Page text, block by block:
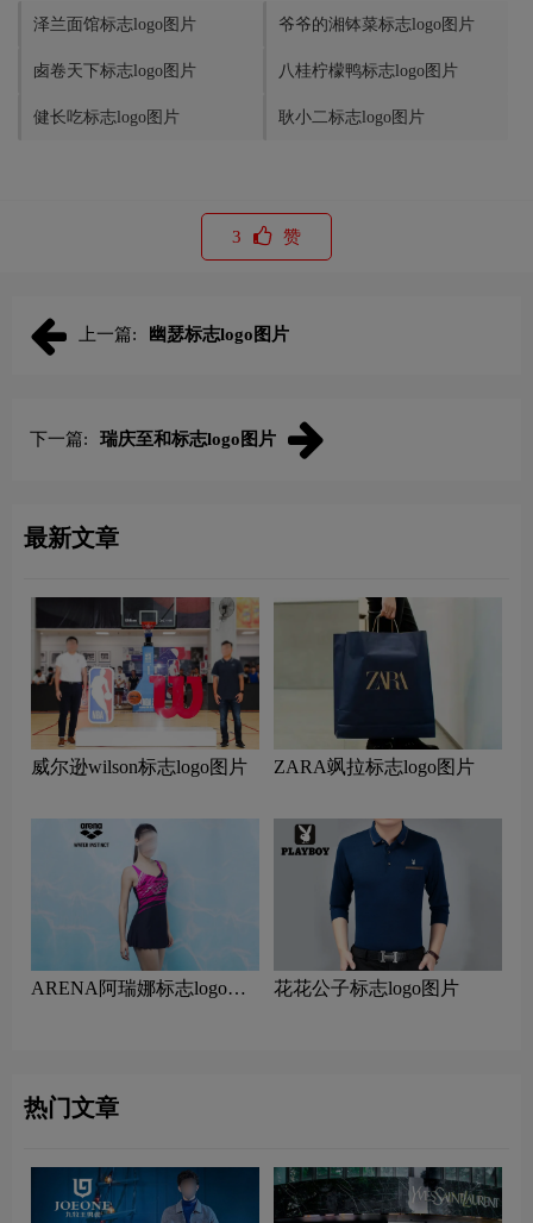
泽兰面馆标志logo图片 爷爷的湘钵菜标志logo图片
卥卷天下标志logo图片 八桂柠檬鸭标志logo图片
健长吃标志logo图片 耿小二标志logo图片
3 赞
上一篇: 幽瑟标志logo图片
下一篇: 瑞庆至和标志logo图片
最新文章
威尔逊wilson标志logo图片 ZARA飒拉标志logo图片
ARENA阿瑞娜标志logo图
花花公子标志logo图片
热门文章